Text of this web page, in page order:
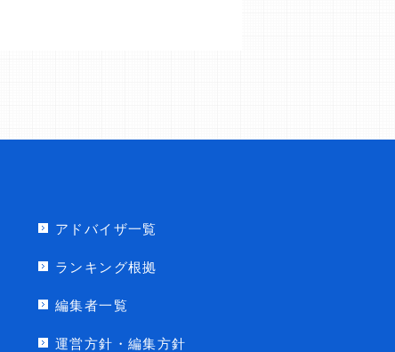
アドバイザ一覧
ランキング根拠
編集者一覧
運営方針・編集方針